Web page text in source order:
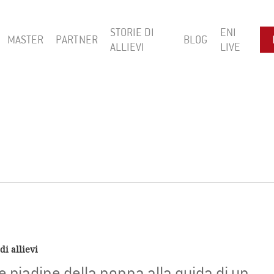
MASTER PARTNER
STORIE DI
ALLIEVI
BLOG
ENI
LIVE
allievi